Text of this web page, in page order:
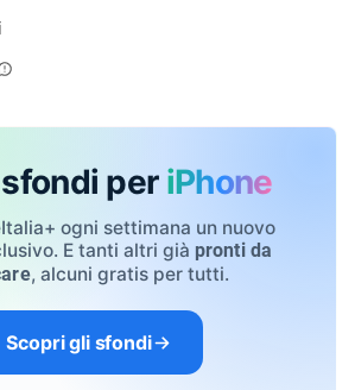
per iPhone
ogni settimana un nuovo
E tanti altri già pronti da
, alcuni gratis per tutti.
Scopri gli sfondi